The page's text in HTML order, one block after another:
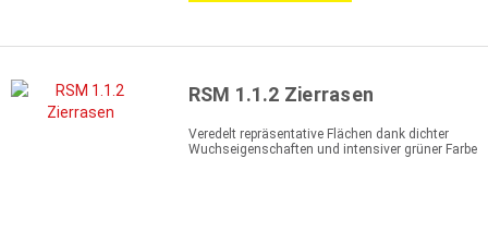
RSM 1.1.2 Zierrasen
Veredelt repräsentative Flächen dank dichter
Wuchseigenschaften und intensiver grüner Farbe